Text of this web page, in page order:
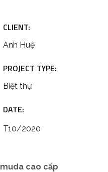
CLIENT:
Anh Huệ
PROJECT TYPE:
Biệt thự
DATE:
T10/2020
cao cấp